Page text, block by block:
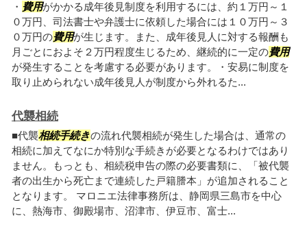
・ 費用がかかる成年後見制度を利用するには、約１万円～１
０万円、司法書士や弁護士に依頼した場合には１０万円～３
０万円の費用が生じます。また、成年後見人に対する報酬も
月ごとにおよそ２万円程度生じるため、継続的に一定の費用
が発生することを考慮する必要があります。・安易に制度を
取り止められない成年後見人が制度から外れるた...
代襲相続
■代襲相続手続きの流れ代襲相続が発生した場合は、通常の
相続に加えてなにか特別な手続きが必要となるわけではあり
ません。もっとも、相続税申告の際の必要書類に、「被代襲
者の出生から死亡まで連続した戸籍謄本」が追加されること
となります。 マロニエ法律事務所は、静岡県三島市を中心
に、熱海市、御殿場市、沼津市、伊豆市、富士...